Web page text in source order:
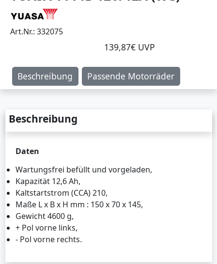
Art.Nr.: 332075
139,87€ UVP
Beschreibung Passende Motorräder
Beschreibung
Daten
Wartungsfrei befüllt und vorgeladen,
Kapazität 12,6 Ah,
Kaltstartstrom (CCA) 210,
Maße L x B x H mm : 150 x 70 x 145,
Gewicht 4600 g,
+ Pol vorne links,
- Pol vorne rechts.